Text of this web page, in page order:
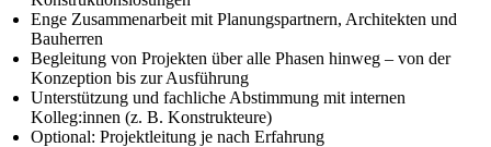
Enge Zusammenarbeit mit Planungspartnern, Architekten und
Bauherren
Begleitung von Projekten über alle Phasen hinweg – von der
Konzeption bis zur Ausführung
Unterstützung und fachliche Abstimmung mit internen
Kolleg:innen (z. B. Konstrukteure)
Optional: Projektleitung je nach Erfahrung